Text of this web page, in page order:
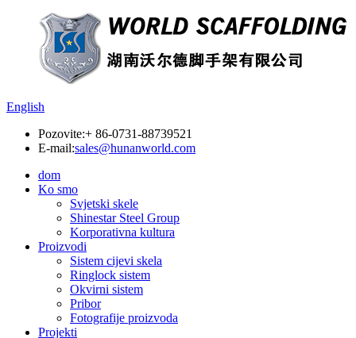
English
Pozovite:+ 86-0731-88739521
E-mail:sales@hunanworld.com
dom
Ko smo
Svjetski skele
Shinestar Steel Group
Korporativna kultura
Proizvodi
Sistem cijevi skela
Ringlock sistem
Okvirni sistem
Pribor
Fotografije proizvoda
Projekti